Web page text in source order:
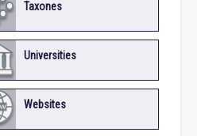
Taxones
Universities
Websites